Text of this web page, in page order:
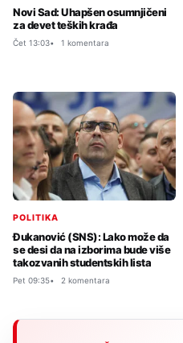
Novi Sad: Uhapšen osumnjičeni
za devet teških krađa
Čet 13:03 1 komentara
POLITIKA
Đukanović (SNS): Lako može da
se desi da na izborima bude više
takozvanih studentskih lista
Pet 09:35 2 komentara